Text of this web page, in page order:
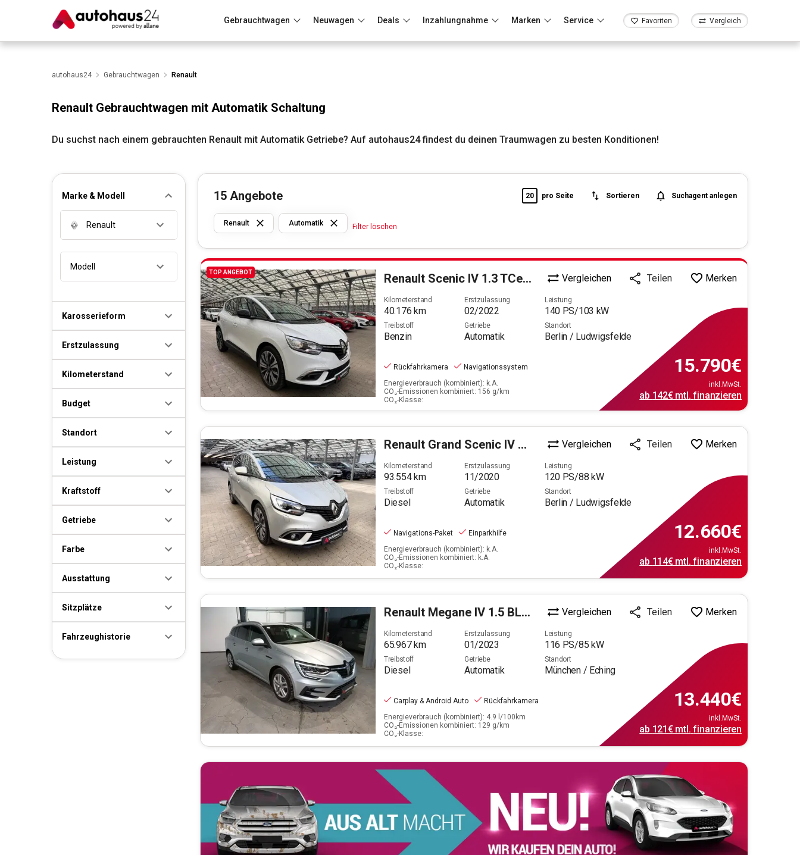
Gebrauchtwagen Neuwagen Deals Inzahlungnahme Marken Service Favoriten Vergleich
Wir bewerten dein AutoRund um die Inzahlungnahme
autohaus24 Gebrauchtwagen Renault
Renault Gebrauchtwagen mit Automatik Schaltung
Du suchst nach einem gebrauchten Renault mit Automatik Getriebe? Auf autohaus24 findest du deinen Traumwagen zu besten Konditionen!
Marke & Modell
Renault
Modell
Karosserieform
Erstzulassung
Kilometerstand
Budget
Standort
Leistung
Kraftstoff
Getriebe
Farbe
Ausstattung
Sitzplätze
Fahrzeughistorie
15 Angebote
Filter löschen
20 pro Seite Sortieren Suchagent anlegen
Renault Automatik Filter löschen
TOP ANGEBOT Renault Scenic IV 1.3 TCe 140 Business Edition (EURO 6d) Vergleichen Teilen Merken
Kilometerstand
40.176 km
Erstzulassung
02/2022
Leistung
140 PS/103 kW
Treibstoff
Benzin
Getriebe
Automatik
Standort
Berlin / Ludwigsfelde
Rückfahrkamera
Navigationssystem
Energieverbrauch (kombiniert): k.A.
CO₂-Emissionen kombiniert: 156 g/km
CO₂-Klasse:
15.790€
inkl.MwSt.
ab 142€mtl. finanzieren
Renault Grand Scenic IV 1.7 BLUE dCi 120 Grand Business (E Vergleichen Teilen Merken
Kilometerstand
93.554km
Erstzulassung
11/2020
Leistung
120 PS/88 kW
Treibstoff
Diesel
Getriebe
Automatik
Standort
Berlin / Ludwigsfelde
Navigations-Paket
Einparkhilfe
Energieverbrauch (kombiniert): k.A.
CO₂-Emissionen kombiniert: k.A.
CO₂-Klasse:
12.660€
inkl.MwSt.
ab 114€mtl. finanzieren
Renault Megane IV 1.5 BLUE dCi 115 Grandtour Equilibre (EU Vergleichen Teilen Merken
Kilometerstand
65.967km
Erstzulassung
01/2023
Leistung
116 PS/85 kW
Treibstoff
Diesel
Getriebe
Automatik
Standort
München / Eching
Carplay & Android Auto
Rückfahrkamera
Energieverbrauch (kombiniert): 4.9 l/100km
CO₂-Emissionen kombiniert: 129 g/km
CO₂-Klasse:
13.440€
inkl.MwSt.
ab 121€mtl. finanzieren